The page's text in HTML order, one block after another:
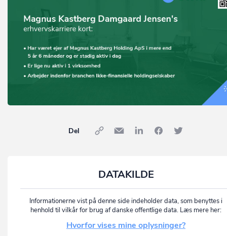
Del
DATAKILDE
Informationerne vist på denne side indeholder data, som benyttes i
henhold til vilkår for brug af danske offentlige data. Læs mere her:
Hvorfor vises mine oplysninger?